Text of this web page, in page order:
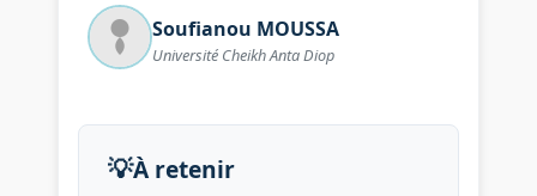
Soufianou MOUSSA
Université Cheikh Anta Diop
💡À retenir